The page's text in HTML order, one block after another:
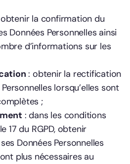
la confirmation du
Données Personnelles ainsi
d’informations sur les
: obtenir la rectification
lorsqu’elles sont
;
: dans les conditions
17 du RGPD, obtenir
Données Personnelles
plus nécessaires au